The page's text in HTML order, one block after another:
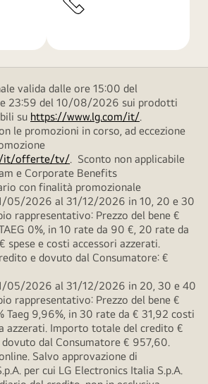
valida dalle ore 15:00 del
23:59 del 10/08/2026 sui prodotti
su https://www.lg.com/it/.
le promozioni in corso, ad eccezione
it/offerte/tv/. Sconto non applicabile
e Corporate Benefits
con finalità promozionale
05/2026 al 31/12/2026 in 10, 20 e 30
rappresentativo: Prezzo del bene €
0%, in 10 rate da 90 €, 20 rate da
spese e costi accessori azzerati.
e dovuto dal Consumatore: €
05/2026 al 31/12/2026 in 20, 30 e 40
rappresentativo: Prezzo del bene €
Taeg 9,96%, in 30 rate da € 31,92 costi
azzerati. Importo totale del credito €
dal Consumatore € 957,60.
Salvo approvazione di
per cui LG Electronics Italia S.p.A.